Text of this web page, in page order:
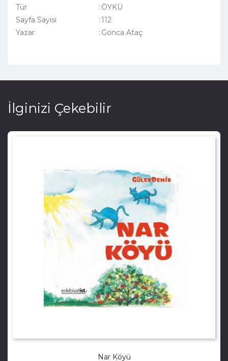
Tür
: ÖYKÜ
Sayfa Sayısı
:112
Yazar
: Gonca Ataç
İlginizi Çekebilir
Nar Köyü